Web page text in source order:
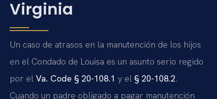
Virginia
Un caso de atrasos en la manutención de los hijos
en el Condado de Louisa es un asunto serio regido
por el Va. Code § 20-108.1 y el § 20-108.2.
Cuando un padre obligado a pagar manutención